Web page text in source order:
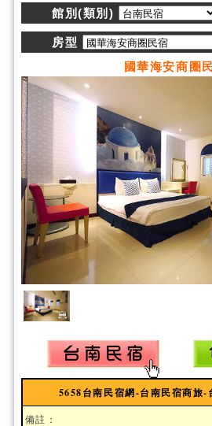
館別(類別)
房型
國華海安商圈
5658台南民宿網-台南民宿商旅-
備註：